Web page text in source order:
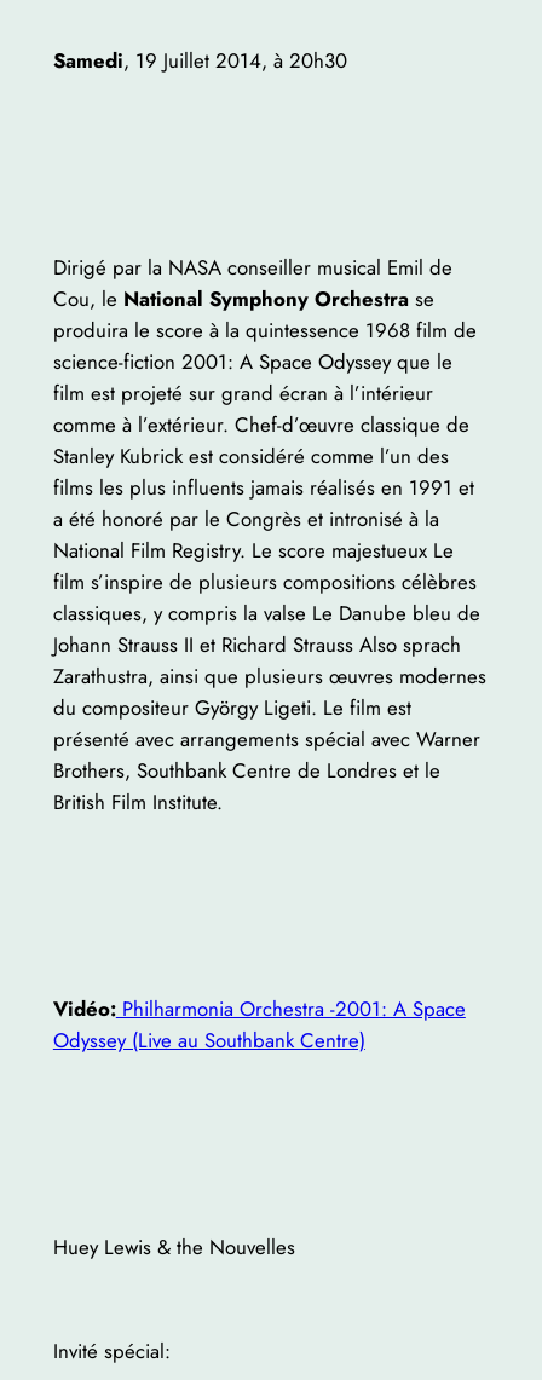
Samedi, 19 Juillet 2014, à 20h30
Dirigé par la NASA conseiller musical Emil de
Cou, le National Symphony Orchestrase
produira le score à la quintessence 1968 film de
science-fiction 2001: A Space Odyssey que le
film est projeté sur grand écran à l’intérieur
comme à l’extérieur. Chef-d’œuvre classique de
Stanley Kubrick est considéré comme l’un des
films les plus influents jamais réalisés en 1991 et
a été honoré par le Congrès et intronisé à la
National Film Registry. Le score majestueux Le
film s’inspire de plusieurs compositions célèbres
classiques, y compris la valse Le Danube bleu de
Johann Strauss II et Richard Strauss Also sprach
Zarathustra, ainsi que plusieurs œuvres modernes
du compositeur György Ligeti. Le film est
présenté avec arrangements spécial avec Warner
Brothers, Southbank Centre de Londres et le
British Film Institute.
Vidéo:Philharmonia Orchestra -2001: A Space
Odyssey (Live au Southbank Centre)
Huey Lewis & the Nouvelles
Invité spécial: